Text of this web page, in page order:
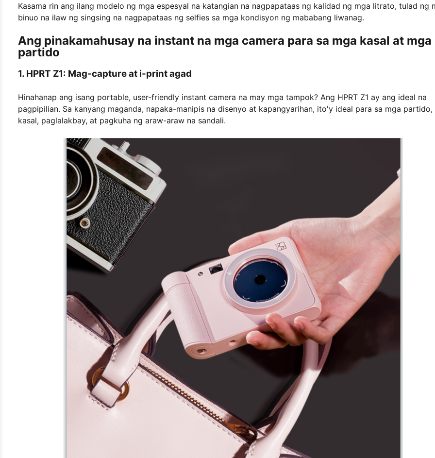
Kasama rin ang ilang modelo ng mga espesyal na katangian na nagpapataas ng kalidad ng mga litrato, tulad ng
binuo na ilaw ng singsing na nagpapataas ng selfies sa mga kondisyon ng mababang liwanag.
Ang pinakamahusay na instant na mga camera para sa mga kasal at mga
partido
1. HPRT Z1: Mag-capture at i-print agad
Hinahanap ang isang portable, user-friendly instant camera na may mga tampok? Ang HPRT Z1 ay ang ideal na
pagpipilian. Sa kanyang maganda, napaka-manipis na disenyo at kapangyarihan, ito'y ideal para sa mga partido,
kasal, paglalakbay, at pagkuha ng araw-araw na sandali.